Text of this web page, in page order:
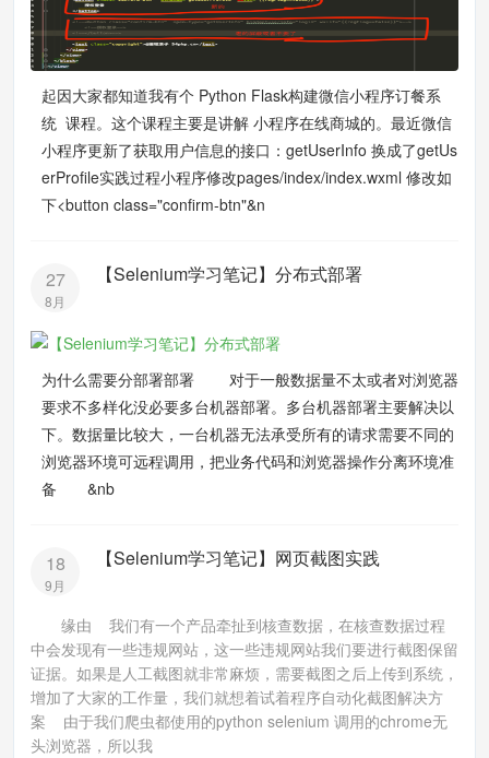
起因大家都知道我有个 Python Flask构建微信小程序订餐系
统 课程。这个课程主要是讲解 小程序在线商城的。最近微信
小程序更新了获取用户信息的接口：getUserInfo 换成了getUs
erProfile实践过程小程序修改pages/index/index.wxml 修改如
下<button class="confirm-btn"&n
27
8月
【Selenium学习笔记】分布式部署
为什么需要分部署部署 对于一般数据量不太或者对浏览器
要求不多样化没必要多台机器部署。多台机器部署主要解决以
下。数据量比较大，一台机器无法承受所有的请求需要不同的
浏览器环境可远程调用，把业务代码和浏览器操作分离环境准
备 &nb
18
9月
【Selenium学习笔记】网页截图实践
缘由 我们有一个产品牵扯到核查数据，在核查数据过程
中会发现有一些违规网站，这一些违规网站我们要进行截图保留
证据。如果是人工截图就非常麻烦，需要截图之后上传到系统，
增加了大家的工作量，我们就想着试着程序自动化截图解决方
案 由于我们爬虫都使用的python selenium 调用的chrome无
头浏览器，所以我